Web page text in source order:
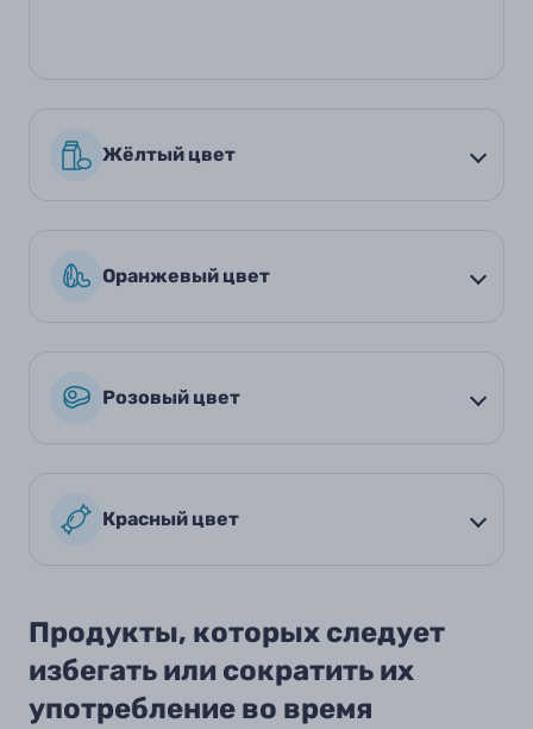
Жёлтый цвет
Оранжевый цвет
Розовый цвет
Красный цвет
Продукты, которых следует
избегать или сократить их
употребление во время